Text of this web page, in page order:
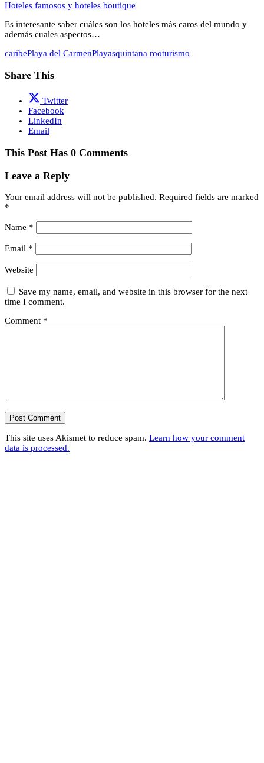
Hoteles famosos y hoteles boutique
Es interesante saber cuáles son los hoteles más caros del mundo y
además cuales aspectos…
caribePlaya del CarmenPlayasquintana rooturismo
Share This
Twitter
Facebook
LinkedIn
Email
This Post Has 0 Comments
Leave a Reply
Your email address will not be published. Required fields are marked
*
Name *
Email *
Website
Save my name, email, and website in this browser for the next
time I comment.
Comment *
This site uses Akismet to reduce spam. Learn how your comment
data is processed.